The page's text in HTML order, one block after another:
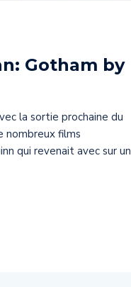
Gotham by
la sortie prochaine du
nombreux films
qui revenait avec sur un